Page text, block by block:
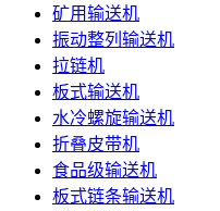
矿用输送机
振动整列输送机
拉链机
板式输送机
水冷螺旋输送机
折叠皮带机
食品级输送机
板式链条输送机